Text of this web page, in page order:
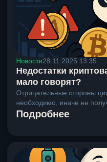
Новости28.11.2025 13:35
Недостатки
мало говорят?
Отрицательные стороны
необходимо, иначе не
Подробнее